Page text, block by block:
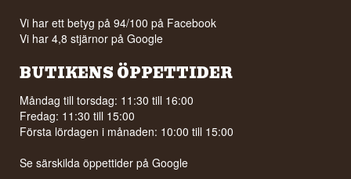
Vi har ett betyg på 94/100 på Facebook
Vi har 4,8 stjärnor på Google
BUTIKENS ÖPPETTIDER
Måndag till torsdag: 11:30 till 16:00
Fredag: 11:30 till 15:00
Första lördagen i månaden: 10:00 till 15:00
Se särskilda öppettider påGoogle